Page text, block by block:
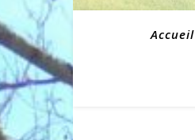
Accueil